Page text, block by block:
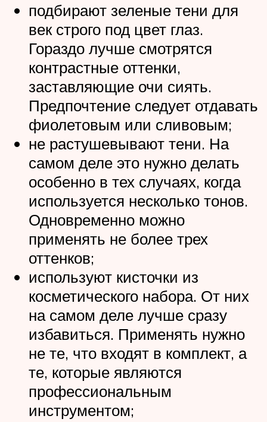
подбирают зеленые тени для
век строго под цвет глаз.
Гораздо лучше смотрятся
контрастные оттенки,
заставляющие очи сиять.
Предпочтение следует отдавать
фиолетовым или сливовым;
не растушевывают тени. На
самом деле это нужно делать
особенно в тех случаях, когда
используется несколько тонов.
Одновременно можно
применять не более трех
оттенков;
используют кисточки из
косметического набора. От них
на самом деле лучше сразу
избавиться. Применять нужно
не те, что входят в комплект, а
те, которые являются
профессиональным
инструментом;